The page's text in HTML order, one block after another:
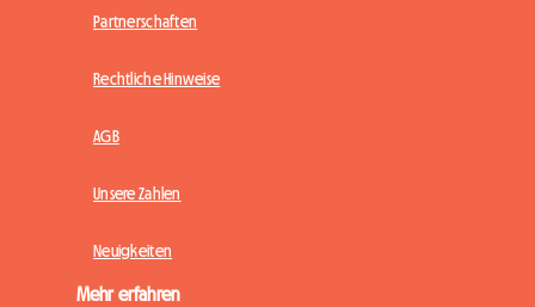
Partnerschaften
Rechtliche Hinweise
AGB
Unsere Zahlen
Neuigkeiten
Mehr erfahren